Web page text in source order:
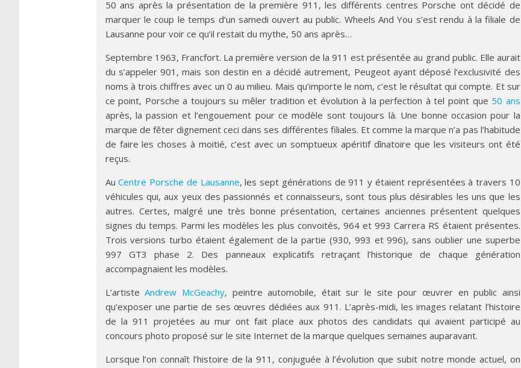
50 ans après la présentation de la première 911, les différents centres Porsche ont décidé de
marquer le coup le temps d’un samedi ouvert au public. Wheels And You s’est rendu à la filiale de
Lausanne pour voir ce qu’il restait du mythe, 50 ans après…
Septembre 1963, Francfort. La première version de la 911 est présentée au grand public. Elle aurait
du s’appeler 901, mais son destin en a décidé autrement, Peugeot ayant déposé l’exclusivité des
noms à trois chiffres avec un 0 au milieu. Mais qu’importe le nom, c’est le résultat qui compte. Et sur
ce point, Porsche a toujours su mêler tradition et évolution à la perfection à tel point que 50 ans
après, la passion et l’engouement pour ce modèle sont toujours là. Une bonne occasion pour la
marque de fêter dignement ceci dans ses différentes filiales. Et comme la marque n’a pas l’habitude
de faire les choses à moitié, c’est avec un somptueux apéritif dînatoire que les visiteurs ont été
reçus.
AuCentre Porsche de Lausanne, les sept générations de 911 y étaient représentées à travers 10
véhicules qui, aux yeux des passionnés et connaisseurs, sont tous plus désirables les uns que les
autres. Certes, malgré une très bonne présentation, certaines anciennes présentent quelques
signes du temps. Parmi les modèles les plus convoités, 964 et 993 Carrera RS étaient présentes.
Trois versions turbo étaient également de la partie (930, 993 et 996), sans oublier une superbe
997 GT3 phase 2. Des panneaux explicatifs retraçant l’historique de chaque génération
accompagnaient les modèles.
L’artisteAndrew McGeachy, peintre automobile, était sur le site pour œuvrer en public ainsi
qu’exposer une partie de ses œuvres dédiées aux 911. L’après-midi, les images relatant l’histoire
de la 911 projetées au mur ont fait place aux photos des candidats qui avaient participé au
concours photo proposé sur le site Internet de la marque quelques semaines auparavant.
Lorsque l’on connaît l’histoire de la 911, conjuguée à l’évolution que subit notre monde actuel, on